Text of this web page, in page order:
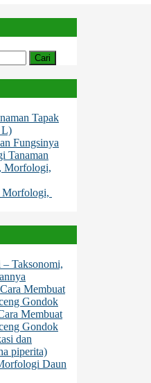
Tapak
L)
Fungsinya
Tanaman
Morfologi,
Morfologi,
Taksonomi,
Cara Membuat
Gondok
Membuat
Gondok
dan
piperita)
Daun